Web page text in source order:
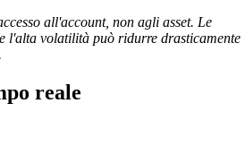
all'account, non agli asset. Le
l'alta volatilità può ridurre drasticamente
reale